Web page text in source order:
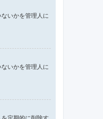
いかを管理人に
いかを管理人に